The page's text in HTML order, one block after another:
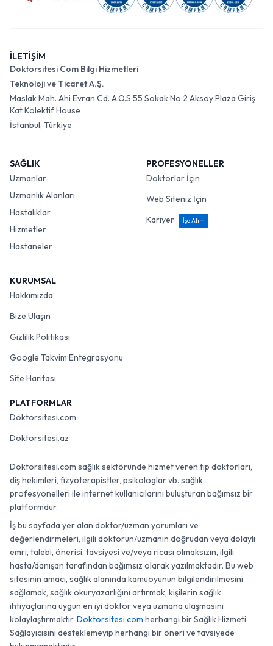
İLETİŞİM
Doktorsitesi Com Bilgi Hizmetleri
Teknoloji ve Ticaret A.Ş.
Maslak Mah. Ahi Evran Cd. A.O.S 55 Sokak No:2 Aksoy Plaza Giriş
Kat Kolektif House
İstanbul, Türkiye
SAĞLIK
Uzmanlar
Uzmanlık Alanları
Hastalıklar
Hizmetler
Hastaneler
PROFESYONELLER
Doktorlar İçin
Web Siteniz İçin
Kariyer
İşe Alım
KURUMSAL
Hakkımızda
Bize Ulaşın
Gizlilik Politikası
Google Takvim Entegrasyonu
Site Haritası
PLATFORMLAR
Doktorsitesi.com
Doktorsitesi.az
Doktorsitesi.com sağlık sektöründe hizmet veren tıp doktorları,
diş hekimleri, fizyoterapistler, psikologlar vb. sağlık
profesyonelleri ile internet kullanıcılarını buluşturan bağımsız bir
platformdur.
İş bu sayfada yer alan doktor/uzman yorumları ve
değerlendirmeleri, ilgili doktorun/uzmanın doğrudan veya dolaylı
emri, talebi, önerisi, tavsiyesi ve/veya ricası olmaksızın, ilgili
hasta/danışan tarafından bağımsız olarak yazılmaktadır. Bu web
sitesinin amacı, sağlık alanında kamuoyunun bilgilendirilmesini
sağlamak, sağlık okuryazarlığını artırmak, kişilerin sağlık
ihtiyaçlarına uygun en iyi doktor veya uzmana ulaşmasını
kolaylaştırmaktır. Doktorsitesi.com herhangi bir Sağlık Hizmeti
Sağlayıcısını desteklemeyip herhangi bir öneri ve tavsiyede